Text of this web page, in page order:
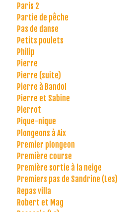
Paris 2
Partie de pêche
Pas de danse
Petits poulets
Philip
Pierre
Pierre (suite)
Pierre à Bandol
Pierre et Sabine
Pierrot
Pique-nique
Plongeons à Aix
Premier plongeon
Première course
Première sortie à la neige
Premiers pas de Sandrine (Les)
Repas villa
Robert et Mag